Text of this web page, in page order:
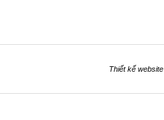
Thiết kế website